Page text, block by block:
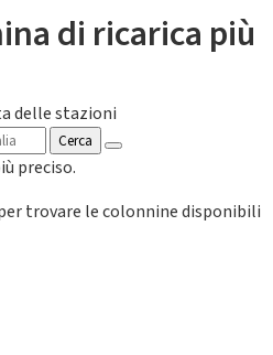
di ricarica più
delle stazioni
Cerca
preciso.
trovare le colonnine disponibili